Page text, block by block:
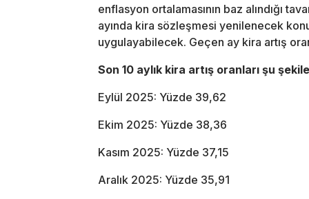
enflasyon ortalamasının baz alındığı
ayında kira sözleşmesi yenilenecek
uygulayabilecek. Geçen ay kira artış
Son 10 aylık kira artış oranları şu
Eylül 2025: Yüzde 39,62
Ekim 2025: Yüzde 38,36
Kasım 2025: Yüzde 37,15
Aralık 2025: Yüzde 35,91